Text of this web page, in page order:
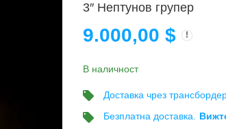
3″ Нептунов групер
9.000,00 $
В наличност
Доставка чрез
Безплатна доставка.